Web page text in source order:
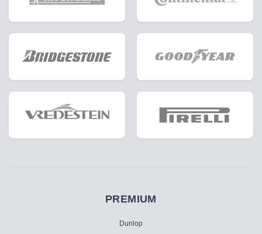
PREMIUM
Dunlop